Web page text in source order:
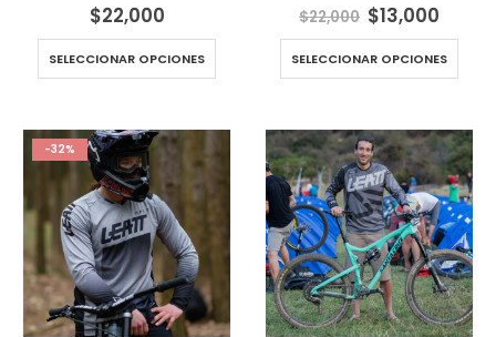
0out of 5
$22,000
SELECCIONAR OPCIONES
0out of 5
$22,000 El
precio
original
era:
$22,000.
$13,000El
es:
SELECCIONAR OPCIONES
-32%